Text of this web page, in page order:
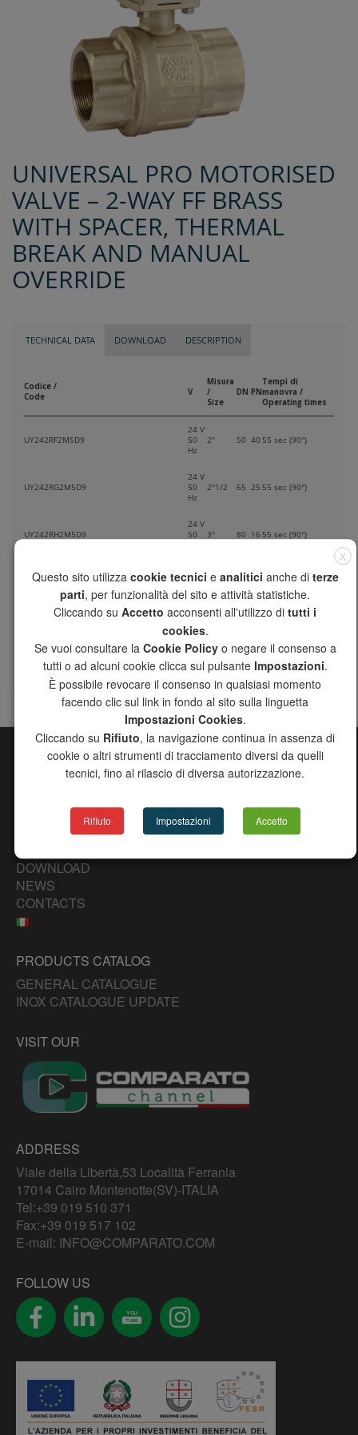
UNIVERSAL PRO MOTORISED
VALVE – 2-WAY FF BRASS
WITH SPACER, THERMAL
BREAK AND MANUAL
OVERRIDE
TECHNICAL DATA DOWNLOAD DESCRIPTION
Codice /
Code
V
Misura
/
Size
DN PN
Tempi di
manovra /
Operating times
UY242RF2M5D9
24 V
50
Hz
2" 50 40 55 sec (90°)
UY242RG2M5D9
24 V
50
Hz
2"1/2 65 25 55 sec (90°)
UY242RH2M5D9
24 V
50
3" 80 16 55 sec (90°)
UY242RI2M5D9
24 V
50
Hz
4" * 10016 55 sec (90°)
* pressione differenziale massima 6 bar,
per valori superiori vedere sez. Universal
for further values please see Universal
section
SITE MAP
COMPANY
PRODUCTS
DOWNLOAD
NEWS
CONTACTS
PRODUCTS CATALOG
GENERAL CATALOGUE
INOX CATALOGUE UPDATE
VISIT OUR
ADDRESS
Viale della Libertà,53 Località Ferrania
17014 Cairo Montenotte(SV)-ITALIA
Tel:+39 019 510 371
Fax:+39 019 517 102
E-mail: INFO@COMPARATO.COM
FOLLOW US
YOU
TUBE
X
Questo sito utilizza cookie tecnici e analitici anche di terze
parti, per funzionalità del sito e attività statistiche.
Cliccando su Accetto acconsenti all'utilizzo di tutti i
cookies.
Se vuoi consultare la Cookie Policyo negare il consenso a
tutti o ad alcuni cookie clicca sul pulsante Impostazioni.
È possibile revocare il consenso in qualsiasi momento
facendo clic sul link in fondo al sito sulla linguetta
Impostazioni Cookies.
Cliccando su Rifiuto, la navigazione continua in assenza di
cookie o altri strumenti di tracciamento diversi da quelli
tecnici, fino al rilascio di diversa autorizzazione.
Rifiuto Impostazioni Accetto